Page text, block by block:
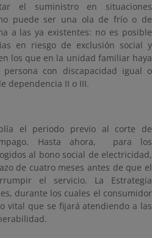
el suministro en situaciones
puede ser una ola de frío o de
a las ya existentes: no es posible
en riesgo de exclusión social y
los que en la unidad familiar haya
con discapacidad igual o
dependencia II o III.
el periodo previo al corte de
Hasta ahora, para los
al bono social de electricidad,
de cuatro meses antes de que el
el servicio. La Estrategia
durante los cuales el consumidor
vital que se fijará atendiendo a las